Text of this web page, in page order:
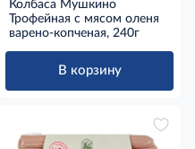
Колбаса Мушкино
Трофейная с мясом оленя
варено-копченая, 240г
В корзину